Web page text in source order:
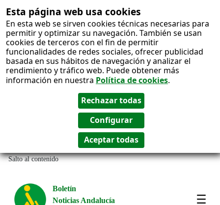
Esta página web usa cookies
En esta web se sirven cookies técnicas necesarias para
permitir y optimizar su navegación. También se usan
cookies de terceros con el fin de permitir
funcionalidades de redes sociales, ofrecer publicidad
basada en sus hábitos de navegación y analizar el
rendimiento y tráfico web. Puede obtener más
información en nuestra Política de cookies.
Salto al contenido
Boletín
Noticias Andalucía